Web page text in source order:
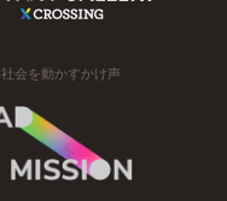
社会を動かすかけ声